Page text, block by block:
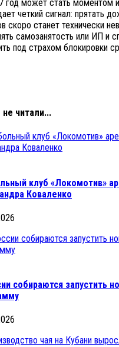
год может стать моментом
четкий сигнал: прятать
скоро станет технически
самозанятость или ИП и
под страхом блокировки
читали...
клуб «Локомотив»
Коваленко
собираются запустить